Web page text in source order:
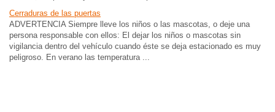
Cerraduras de las puertas
ADVERTENCIA Siempre lleve los niños o las mascotas, o deje una
persona responsable con ellos: El dejar los niños o mascotas sin
vigilancia dentro del vehículo cuando éste se deja estacionado es muy
peligroso. En verano las temperatura ...